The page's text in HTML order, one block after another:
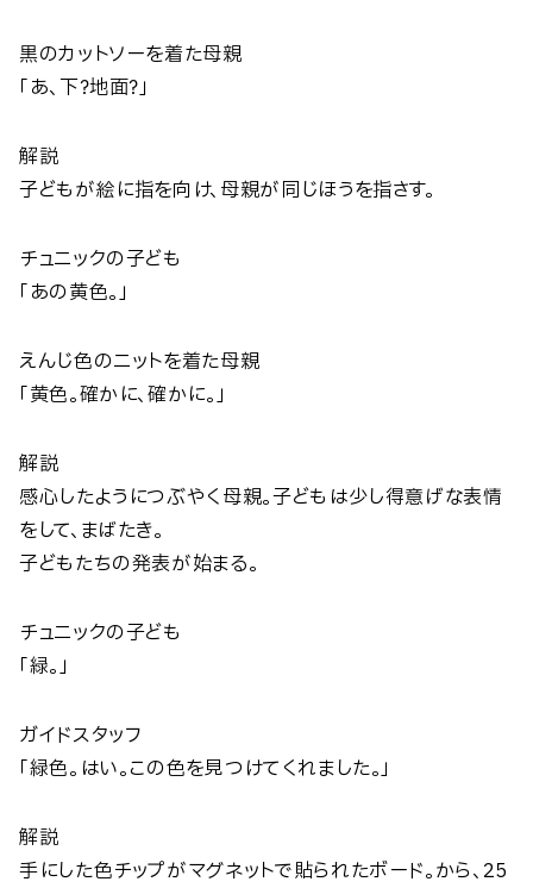
黒のカットソーを着た母親
「あ、下？地面？」
解説
子どもが絵に指を向け、母親が同じほうを指さす。
チュニックの子ども
「あの黄色。」
えんじ色のニットを着た母親
「黄色。確かに、確かに。」
解説
感心したようにつぶやく母親。子どもは少し得意げな表情
をして、まばたき。
子どもたちの発表が始まる。
チュニックの子ども
「緑。」
ガイドスタッフ
「緑色。はい。この色を見つけてくれました。」
解説
手にした色チップがマグネットで貼られたボード。から、25